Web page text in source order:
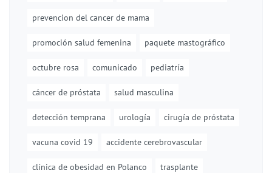
prevencion del cancer de mama
promoción salud femenina paquete mastográfico
octubre rosa comunicado pediatría
cáncer de próstata salud masculina
detección temprana urología cirugía de próstata
vacuna covid 19 accidente cerebrovascular
clínica de obesidad en Polanco trasplante